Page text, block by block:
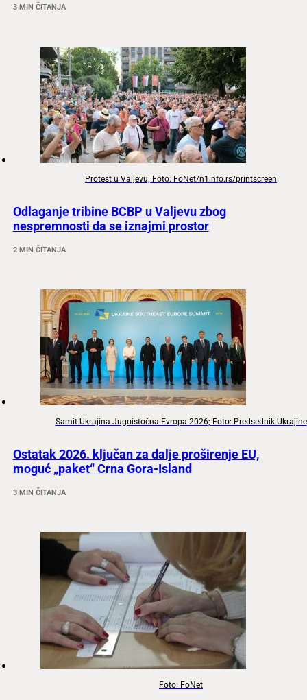
3 MIN ČITANJA
Protest u Valjevu; Foto: FoNet/n1info.rs/printscreen
Odlaganje tribine BCBP u Valjevu zbog
nespremnosti da se iznajmi prostor
2 MIN ČITANJA
Samit Ukrajina-Jugoistočna Evropa 2026; Foto: Predsednik Ukrajine
Ostatak 2026. ključan za dalje proširenje EU,
moguć „paket“ Crna Gora-Island
3 MIN ČITANJA
Foto: FoNet